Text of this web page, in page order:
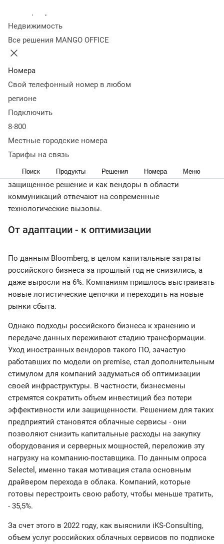
Недвижимость
Все решения MANGO OFFICE
Номера
Свой телефонный номер в любом
регионе
Подключить
8-800
Местные городские номера
Тарифы на связь
Поиск Продукты Решения Номера Меню
поддерживать
безопасность данных в
облачной телефонии
31 марта 202330 035
За последний год на рынке облачных технологий
фиксируют серьезный рост клиентского интереса к
информационной безопасности - особенно среди
крупного и среднего бизнеса. Сергей Борисов,
информационной безопасности компании
MANGO OFFICE, рассказал, как компании выбрать
защищенное решение и как вендоры в области
коммуникаций отвечают на современные
технологические вызовы.
От адаптации - к оптимизации
По данным Bloomberg, в целом капитальные затраты
российского бизнеса за прошлый год не снизились, а
даже выросли на 6%. Компаниям пришлось выстраивать
новые логистические цепочки и переходить на новые
рынки сбыта.
Однако подходы российского бизнеса к хранению и
передаче данных переживают стадию трансформации.
Уход иностранных вендоров такого ПО, зачастую
работавших по модели on premise, стал дополнительным
стимулом для компаний задуматься об оптимизации
своей инфраструктуры. В частности, бизнесмены
стремятся сократить объем инвестиций без потери
эффективности или защищенности. Решением для таких
предприятий становятся облачные сервисы - они
позволяют снизить капитальные расходы на закупку
оборудования и серверных мощностей, переложив эту
нагрузку на компанию-поставщика. По данным опроса
Selectel, именно такая мотивация стала основным
драйвером перехода в облака. Компаний, которые
готовы перестроить свою работу, чтобы меньше тратить,
- 35,5%.
За счет этого в 2022 году, как выяснили iKS-Consulting,
объем услуг российских облачных сервисов по подписке